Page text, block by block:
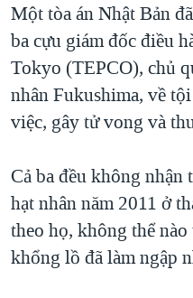
THỂ THAO
GIÁO DỤC
TRỊNH VĨNH BÌNH -
GROUND ZERO – XƯA VÀ
CHI PHÍ CHIẾN TRANH
CÁC GIÁ TRỊ CỘNG HÒA
TRỊNH VĨNH BÌNH VS.
NGƯ DÂN VIỆT VÀ LÀN
BÊN KIA QUỐC LỘ:
Ngôn ngữ khác
Một tòa án Nhật Bản
ba cựu giám đốc điều
Tokyo (TEPCO), chủ
nhân Fukushima, về
việc, gây tử vong và
Cả ba đều không
hạt nhân năm 2011 ở
theo họ, không thể
khổng lồ đã làm ngập